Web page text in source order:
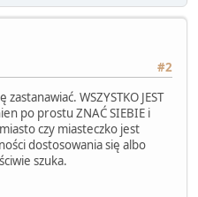
#2
WSZYSTKO JEST
po prostu ZNAĆ SIEBIE i
czy miasteczko jest
dostosowania się albo
szuka.